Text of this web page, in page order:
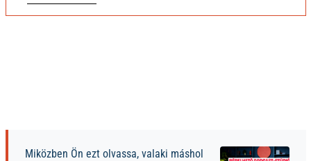
Miközben Ön ezt olvassa, valaki máshol